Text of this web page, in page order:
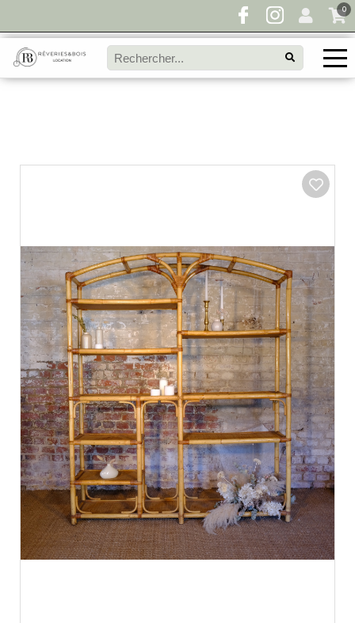
0
Pour toute demande de disponibilité, remplissez